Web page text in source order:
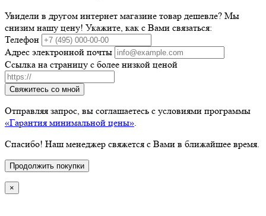
Увидели в другом интернет магазине товар дешевле? Мы
снизим нашу цену! Укажите, как с Вами связаться:
Телефон
Адрес электронной почты
Ссылка на страницу с более низкой ценой
Свяжитесь со мной
Отправляя запрос, вы соглашаетесь с условиями программы
«Гарантия минимальной цены»
Спасибо! Наш менеджер свяжется с Вами в ближайшее время.
Продолжить покупки
×